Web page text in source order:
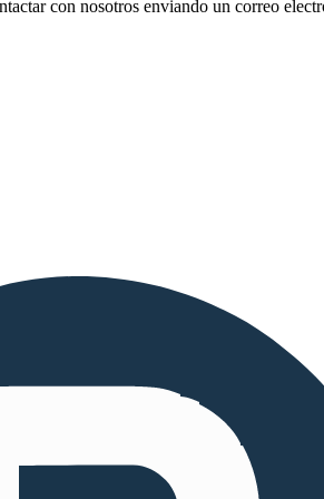
con nosotros enviando un correo